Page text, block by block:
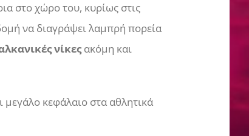
στο χώρο του, κυρίως στις
να διαγράψει λαμπρή πορεία
νίκεςακόμη και
κεφάλαιο στα αθλητικά